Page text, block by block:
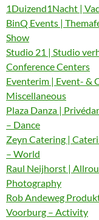
1Duizend1Nacht |
BinQ Events |
Show
Studio 21 | Studio
Conference Centers
Eventerim | Event- &
Miscellaneous
Plaza Danza |
– Dance
Zeyn Catering |
– World
Raul Neijhorst |
Photography
Rob Andeweg
Voorburg – Activity